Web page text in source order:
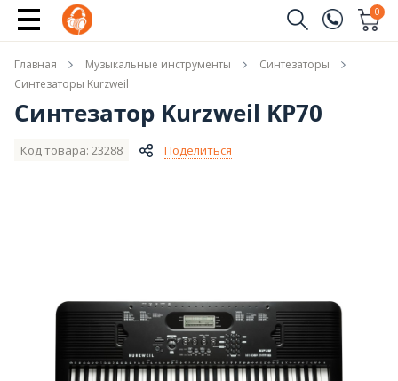
(096)
(044)
0
Имя
Главная Музыкальные инструменты
Синтезаторы
Синтезаторы Kurzweil
Синтезатор Kurzweil KP70
Код товара: 23288 Поделиться
Сообщить о поступлении